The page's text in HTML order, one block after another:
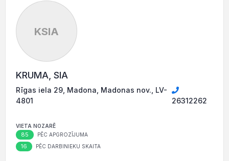
KSIA
KRUMA, SIA
Rīgas iela 29, Madona, Madonas nov., LV-
4801
26312262
VIETA NOZARĒ
85 PĒC APGROZĪJUMA
16 PĒC DARBINIEKU SKAITA